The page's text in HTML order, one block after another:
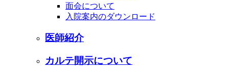
面会について
入院案内のダウンロード
医師紹介
カルテ開示について